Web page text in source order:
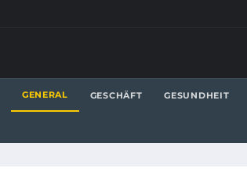
GENERAL GESCHÄFT GESUNDHEIT